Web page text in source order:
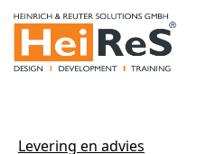
Levering en advies